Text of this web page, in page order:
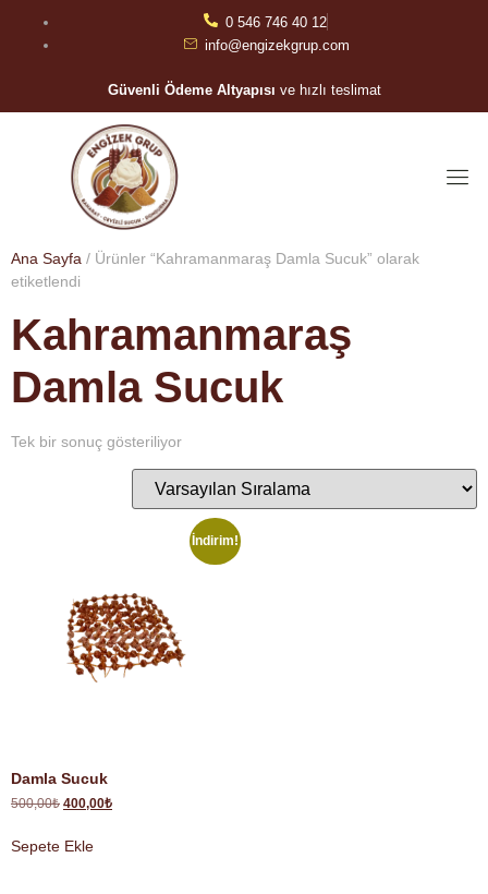
0 546 746 40 12
info@engizekgrup.com
Güvenli Ödeme Altyapısı ve hızlı teslimat
Ana Sayfa / Ürünler “Kahramanmaraş Damla Sucuk” olarak
etiketlendi
Kahramanmaraş
Damla Sucuk
Tek bir sonuç gösteriliyor
İndirim!
Damla Sucuk
500,00₺ 400,00₺
Sepete Ekle